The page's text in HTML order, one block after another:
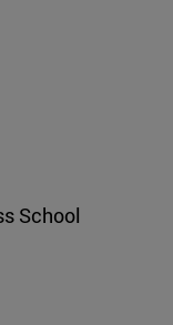
School